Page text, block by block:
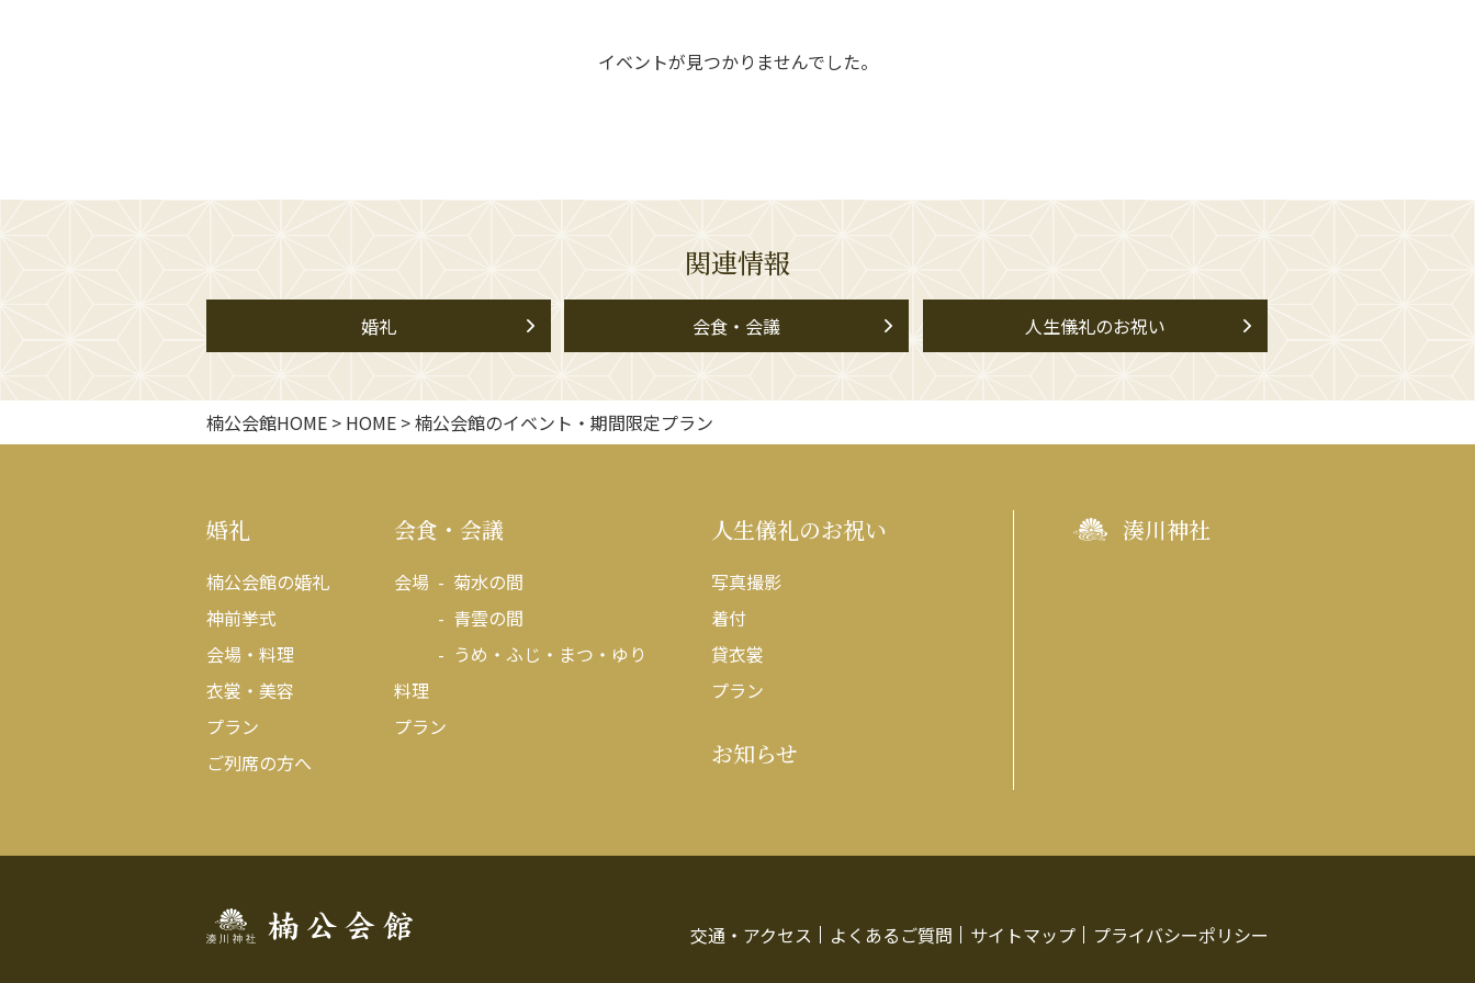
イベントが見つかりませんでした。
関連情報
婚礼 会食・会議 人生儀礼のお祝い
楠公会館HOME > HOME >楠公会館のイベント・期間限定プラン
婚礼
楠公会館の婚礼
神前挙式
会場・料理
衣裳・美容
プラン
ご列席の方へ
会食・会議
会場
菊水の間
青雲の間
うめ・ふじ・まつ・ゆり
料理
プラン
人生儀礼のお祝い
写真撮影
着付
貸衣裳
プラン
お知らせ
湊川神社
交通・アクセス よくあるご質問 サイトマップ プライバシーポリシー